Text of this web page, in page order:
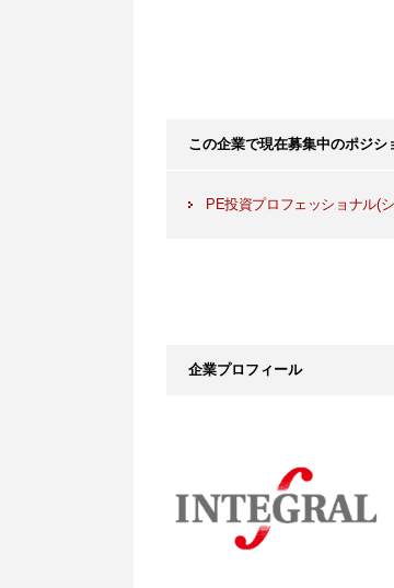
この企業で現在募集中のポジシ
PE投資プロフェッショナル(
企業プロフィール